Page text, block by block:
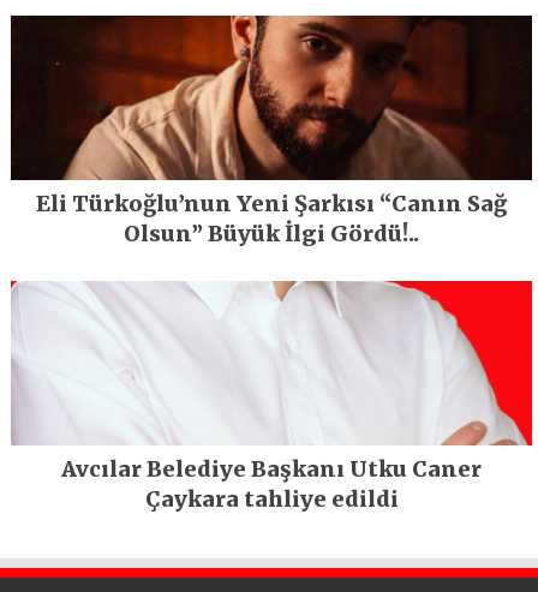
Eli Türkoğlu’nun Yeni Şarkısı “Canın Sağ
Olsun” Büyük İlgi Gördü!..
Avcılar Belediye Başkanı Utku Caner
Çaykara tahliye edildi